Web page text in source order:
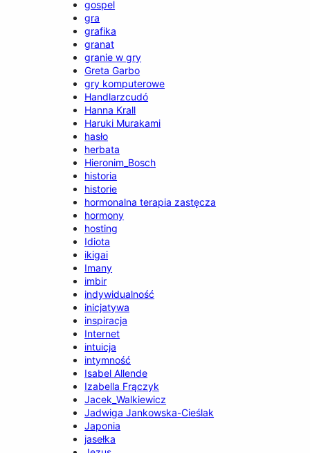
gospel
gra
grafika
granat
granie w gry
Greta Garbo
gry komputerowe
Handlarzcudó
Hanna Krall
Haruki Murakami
hasło
herbata
Hieronim_Bosch
historia
historie
hormonalna terapia zastęcza
hormony
hosting
Idiota
ikigai
Imany
imbir
indywidualność
inicjatywa
inspiracja
Internet
intuicja
intymność
Isabel Allende
Izabella Frączyk
Jacek_Walkiewicz
Jadwiga Jankowska-Cieślak
Japonia
jasełka